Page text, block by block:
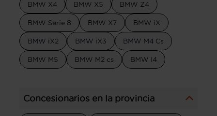
BMW X4 BMW X5 BMW Z4
BMW Serie 8 BMW X7 BMW iX
BMW iX2 BMW iX3 BMW M4 Cs
BMW M5 BMW M2 cs BMW I4
Concesionarios en la provincia